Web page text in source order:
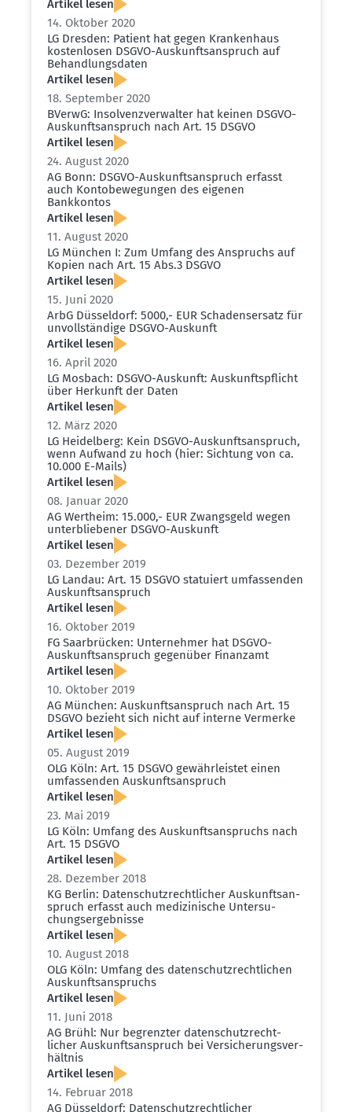
Artikel lesen
14. Oktober 2020
LG Dresden: Patient hat gegen Krankenhaus
kosten­losen DSGVO-Auskunfts­an­spruch auf
Behand­lungs­daten
Artikel lesen
18. September 2020
BVerwG: Insol­venz­ver­walter hat keinen DSGVO-
Auskunfts­an­spruch nach Art. 15 DSGVO
Artikel lesen
24. August 2020
AG Bonn: DSGVO-Auskunfts­an­spruch erfasst
auch Konto­be­we­gungen des eigenen
Bankkontos
Artikel lesen
11. August 2020
LG München I: Zum Umfang des Anspruchs auf
Kopien nach Art. 15 Abs.3 DSGVO
Artikel lesen
15. Juni 2020
ArbG Düsseldorf: 5000,- EUR Schadens­ersatz für
unvoll­ständige DSGVO-Auskunft
Artikel lesen
16. April 2020
LG Mosbach: DSGVO-Auskunft: Auskunfts­pflicht
über Herkunft der Daten
Artikel lesen
12. März 2020
LG Heidelberg: Kein DSGVO-Auskunfts­an­spruch,
wenn Aufwand zu hoch (hier: Sichtung von ca.
10.000 E-Mails)
Artikel lesen
08. Januar 2020
AG Wertheim: 15.000,- EUR Zwangsgeld wegen
unter­blie­bener DSGVO-Auskunft
Artikel lesen
03. Dezember 2019
LG Landau: Art. 15 DSGVO statuiert umfas­senden
Auskunfts­an­spruch
Artikel lesen
16. Oktober 2019
FG Saarbrücken: Unter­nehmer hat DSGVO-
Auskunfts­an­spruch gegenüber Finanzamt
Artikel lesen
10. Oktober 2019
AG München: Auskunfts­an­spruch nach Art. 15
DSGVO bezieht sich nicht auf interne Vermerke
Artikel lesen
05. August 2019
OLG Köln: Art. 15 DSGVO gewähr­leistet einen
umfas­senden Auskunfts­an­spruch
Artikel lesen
23. Mai 2019
LG Köln: Umfang des Auskunfts­an­spruchs nach
Art. 15 DSGVO
Artikel lesen
28. Dezember 2018
KG Berlin: Daten­schutz­recht­licher Auskunfts­an­
spruch erfasst auch medizi­nische Unter­su­
chungs­er­geb­nisse
Artikel lesen
10. August 2018
OLG Köln: Umfang des daten­schutz­recht­lichen
Auskunfts­an­spruchs
Artikel lesen
11. Juni 2018
AG Brühl: Nur begrenzter daten­schutz­recht­
licher Auskunfts­an­spruch bei Versi­che­rungs­ver­
hältnis
Artikel lesen
14. Februar 2018
AG Düsseldorf: Daten­schutz­recht­licher